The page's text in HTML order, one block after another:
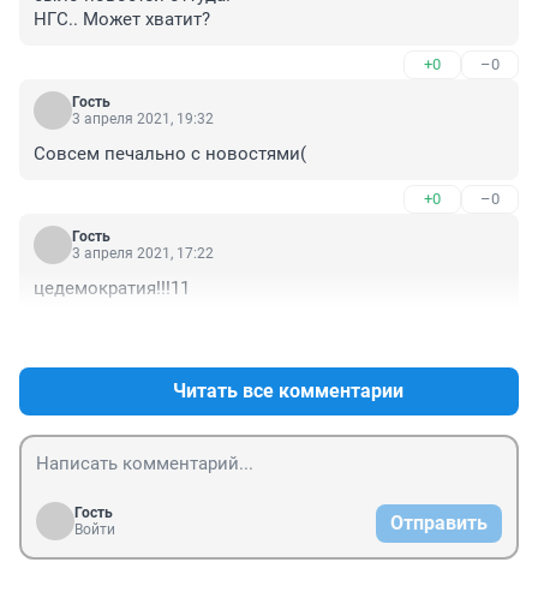
НГС.. Может хватит?
+0 –0
Гость
3 апреля 2021, 19:32
Совсем печально с новостями(
+0 –0
Гость
3 апреля 2021, 17:22
цедемократия!!!11
Читать все комментарии
Гость
Войти
Отправить